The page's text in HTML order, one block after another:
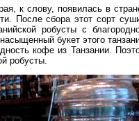
к слову, появилась в
После сбора этот сорт
робусты с
букет этого
кофе из Танзании.
робусты.